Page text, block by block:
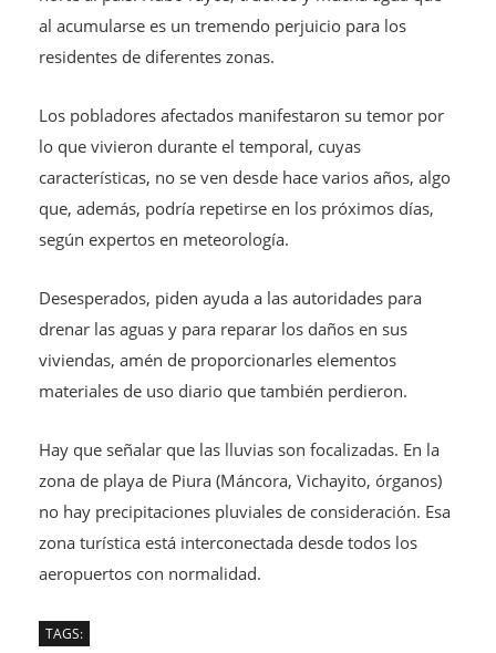
al acumularse es un tremendo perjuicio para los
residentes de diferentes zonas.
Los pobladores afectados manifestaron su temor por
lo que vivieron durante el temporal, cuyas
características, no se ven desde hace varios años, algo
que, además, podría repetirse en los próximos días,
según expertos en meteorología.
Desesperados, piden ayuda a las autoridades para
drenar las aguas y para reparar los daños en sus
viviendas, amén de proporcionarles elementos
materiales de uso diario que también perdieron.
Hay que señalar que las lluvias son focalizadas. En la
zona de playa de Piura (Máncora, Vichayito, órganos)
no hay precipitaciones pluviales de consideración. Esa
zona turística está interconectada desde todos los
aeropuertos con normalidad.
TAGS: